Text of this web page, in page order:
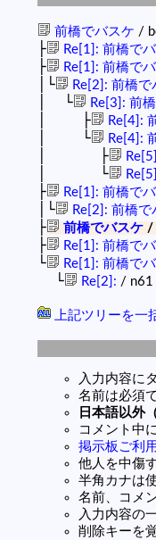
前橋でバスケ /
├ Re[1]: 前橋で
├ Re[1]: 前橋で
│└ Re[2]: 前橋で
│ └ Re[3]: 前
│ ├ Re[4]:
│ └ Re[4]:
│ ├
│ └
├ Re[1]: 前橋で
│└ Re[2]: 前橋で
├ 前橋でバスケ/
├ Re[1]: 前橋で
└ Re[1]: 前橋で
└ Re[2]: / n61
上記ツリーを一
入力内容に
名前は必須
日本語以外
コメント中に
掲示板ご利
他人を中傷
半角カナは
名前、コメ
入力内容の
削除キーを